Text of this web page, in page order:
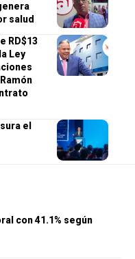
salud
RD$13
Ley
el
con 41.1% según